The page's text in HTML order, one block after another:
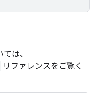
は、
リファレンスをご覧く